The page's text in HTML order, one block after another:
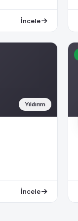
İncele
Yıldırım
İncele